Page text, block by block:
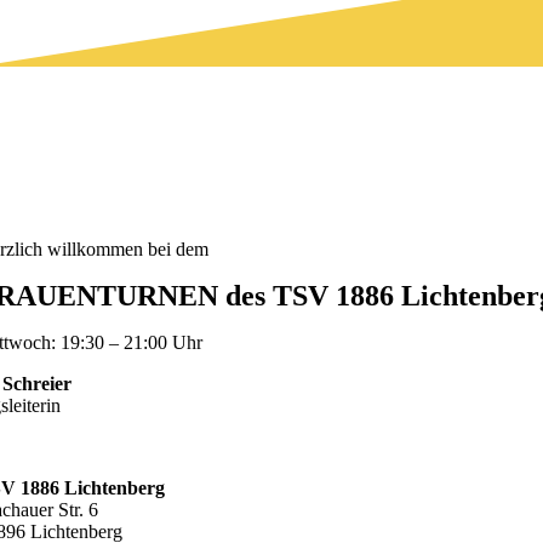
willkommen bei dem
des TSV 1886
19:30 – 21:00 Uhr
1886 Lichtenberg
Str. 6
Lichtenberg